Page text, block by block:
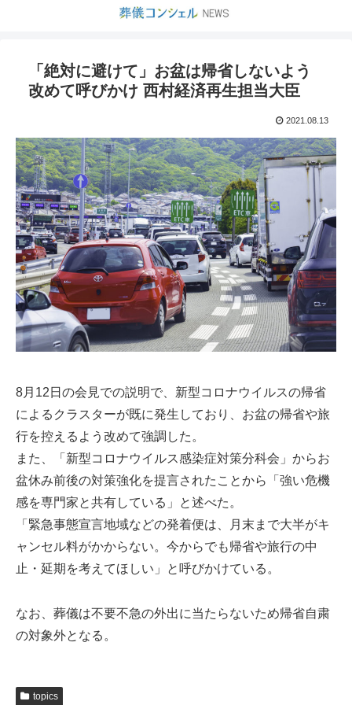
「絶対に避けて」お盆は帰省しないよう
改めて呼びかけ 西村経済再生担当大臣
2021.08.13
8月12日の会見での説明で、新型コロナウイルスの帰省
によるクラスターが既に発生しており、お盆の帰省や旅
行を控えるよう改めて強調した。
また、「新型コロナウイルス感染症対策分科会」からお
盆休み前後の対策強化を提言されたことから「強い危機
感を専門家と共有している」と述べた。
「緊急事態宣言地域などの発着便は、月末まで大半がキ
ャンセル料がかからない。今からでも帰省や旅行の中
止・延期を考えてほしい」と呼びかけている。
なお、葬儀は不要不急の外出に当たらないため帰省自粛
の対象外となる。
topics